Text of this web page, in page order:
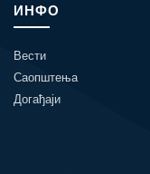
ИНФО
Вести
Саопштења
Догађаји